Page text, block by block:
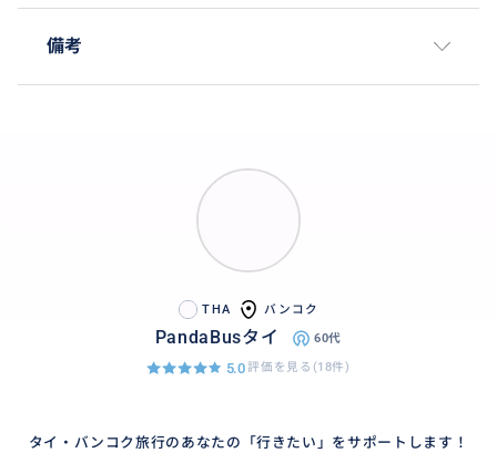
備考
THA バンコク
PandaBusタイ 60代
5.0評価を見る(18件)
タイ・バンコク旅行のあなたの「行きたい」をサポートします！